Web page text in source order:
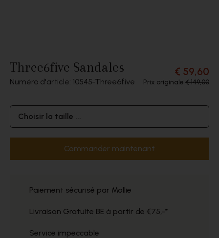
Three6five Sandales
Numéro d'article: 10545 Three6five
€ 59,60
Prix originale € 149,00
Choisir la taille ...
Commander maintenant
Paiement sécurisé par Mollie
Livraison Gratuite BE à partir de €75,-*
Service impeccable